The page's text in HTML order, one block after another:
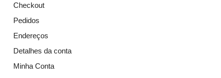
Checkout
Pedidos
Endereços
Detalhes da conta
Minha Conta